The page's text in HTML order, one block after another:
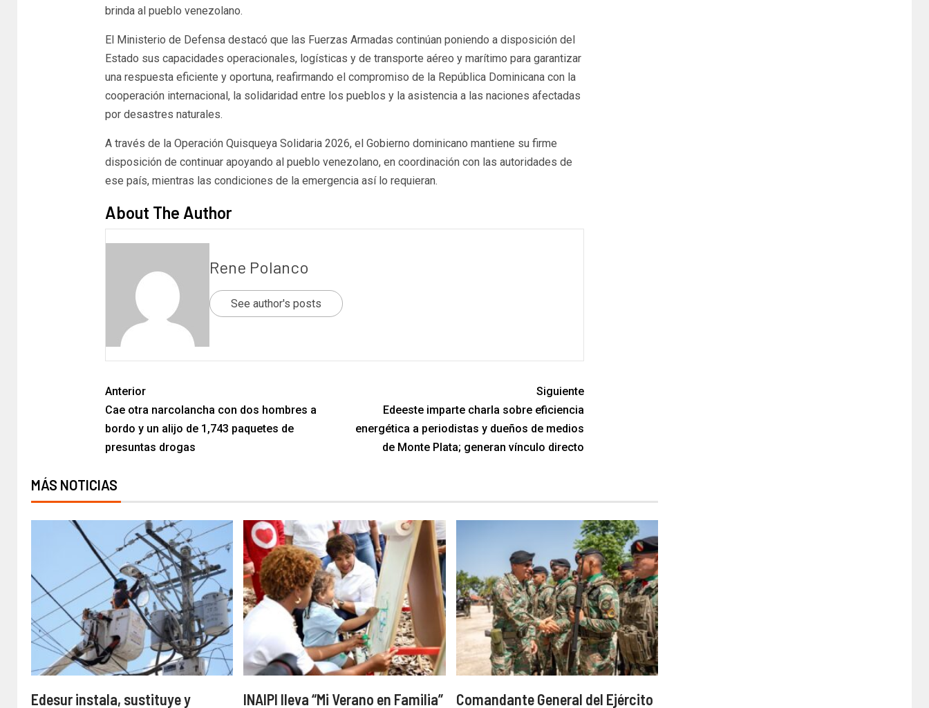
brinda al pueblo venezolano.
El Ministerio de Defensa destacó que las Fuerzas Armadas continúan poniendo a disposición del
Estado sus capacidades operacionales, logísticas y de transporte aéreo y marítimo para garantizar
una respuesta eficiente y oportuna, reafirmando el compromiso de la República Dominicana con la
cooperación internacional, la solidaridad entre los pueblos y la asistencia a las naciones afectadas
por desastres naturales.
A través de la Operación Quisqueya Solidaria 2026, el Gobierno dominicano mantiene su firme
disposición de continuar apoyando al pueblo venezolano, en coordinación con las autoridades de
ese país, mientras las condiciones de la emergencia así lo requieran.
About The Author
Rene Polanco
See author's posts
Anterior
Cae otra narcolancha con dos hombres a
bordo y un alijo de 1,743 paquetes de
presuntas drogas
Siguiente
Edeeste imparte charla sobre eficiencia
energética a periodistas y dueños de medios
de Monte Plata; generan vínculo directo
MÁS NOTICIAS
Edesur instala, sustituye y INAIPI lleva “Mi Verano en Familia” Comandante General del Ejército